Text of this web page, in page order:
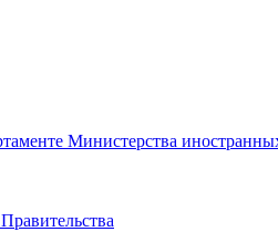
Министерства